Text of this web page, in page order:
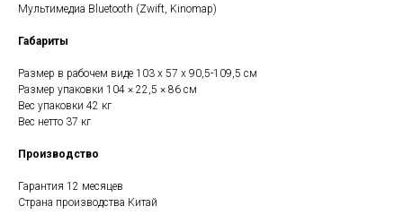
Мультимедиа Bluetooth (Zwift, Kinomap)
Габариты
Размер в рабочем виде 103 х 57 х 90,5-109,5 см
Размер упаковки 104 × 22,5 × 86 см
Вес упаковки 42 кг
Вес нетто 37 кг
Производство
Гарантия 12 месяцев
Страна производства Китай